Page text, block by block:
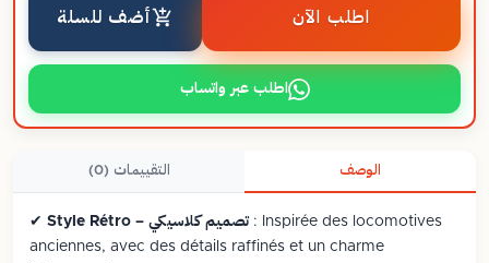
اطلب الآن أضف للسلة
اطلب عبر واتساب
الوصف التقييمات (0)
✔ Style Rétro – تصميم كلاسيكي : Inspirée des locomotives
anciennes, avec des détails raffinés et un charme